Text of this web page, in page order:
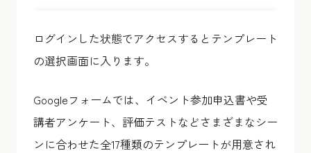
ログインした状態でアクセスするとテンプレート
の選択画面に入ります。
Googleフォームでは、イベント参加申込書や受
講者アンケート、評価テストなどさまざまなシー
ンに合わせた全17種類のテンプレートが用意され